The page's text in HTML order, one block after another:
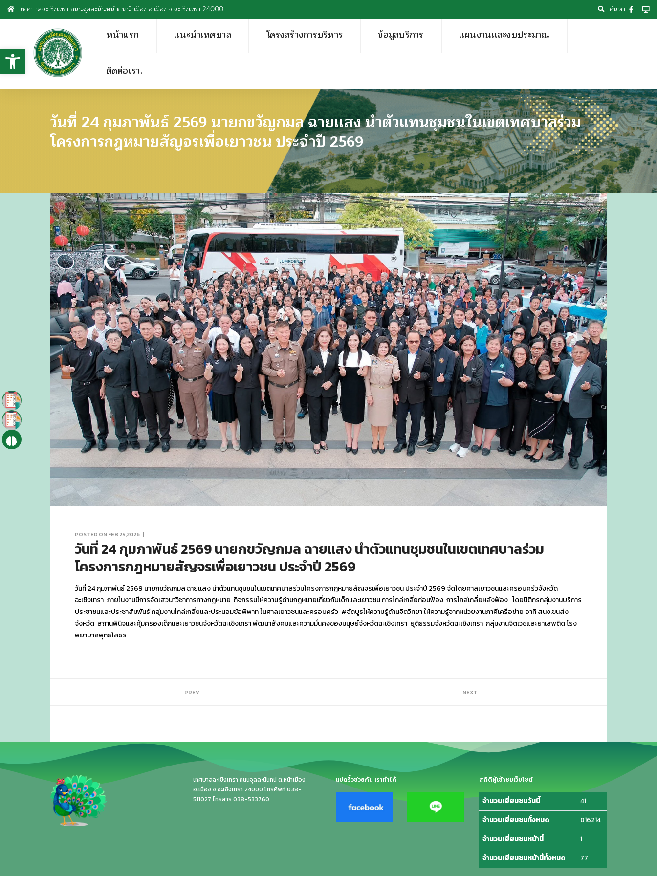
เทศบาลฉะเชิงเทรา ถนนจุลละนันทน์ ต.หน้าเมือง อ.เมือง จ.ฉะเชิงเทรา 24000 ค้นหา
หน้าแรก แนะนำเทศบาล โครงสร้างการบริหาร ข้อมูลบริการ แผนงานเเละงบประมาณ
ติดต่อเรา.
วันที่ 24 กุมภาพันธ์ 2569 นายกขวัญกมล ฉายเเสง นำตัวแทนชุมชนในเขตเทศบาลร่วม
โครงการกฎหมายสัญจรเพื่อเยาวชน ประจำปี 2569
POSTED ON FEB 25,2026 |
วันที่ 24 กุมภาพันธ์ 2569 นายกขวัญกมล ฉายเเสง นำตัวแทนชุมชนในเขตเทศบาลร่วม
โครงการกฎหมายสัญจรเพื่อเยาวชน ประจำปี 2569
วันที่ 24 กุมภาพันธ์ 2569 นายกขวัญกมล ฉายเเสง นำตัวแทนชุมชนในเขตเทศบาลร่วมโครงการกฎหมายสัญจรเพื่อเยาวชน ประจำปี 2569 จัดโดยศาลเยาวชนและครอบครัวจังหวัด
ฉะเชิงเทรา ภายในงานมีการจัดเสวนาวิชาการทางกฎหมาย กิจกรรมให้ความรู้ด้านกฎหมายเกี่ยวกับเด็กและเยาวชน การไกล่เกลี่ยก่อนฟ้อง การไกล่เกลี่ยหลังฟ้อง โดยนิติกรกลุ่มงานบริการ
ประชาชนและประชาสัมพันธ์ กลุ่มงานไกล่เกลี่ยและประนอมข้อพิพาท ในศาลเยาวชนและครอบครัว #จัดบูธให้ความรู้ด้านจิตวิทยา ให้ความรู้จากหน่วยงานภาคีเครือข่าย อาทิ สนง.ขนส่ง
จังหวัด สถานพินิจและคุ้มครองเด็กและเยาวชนจังหวัดฉะเชิงเทรา พัฒนาสังคมและความมั่นคงของมนุษย์จังหวัดฉะเชิงเทรา ยุติธรรมจังหวัดฉะเชิงเทรา กลุ่มงานจิตเวชและยาเสพติด โรง
พยาบาลพุทธโสธร
PREV NEXT
Open toolbar
เทศบาลฉะเชิงเทรา ถนนจุลละนันทน์ ต.หน้าเมือง
อ.เมือง จ.ฉะเชิงเทรา 24000 โทรศัพท์ 038-
511027 โทรสาร 038-533760
แปดริ้วช่วยกัน เราทำได้ สถิติผู้เข้าชมเว็บไซต์
จำนวนเยี่ยมชมวันนี้
41
จำนวนเยี่ยมชมทั้งหมด
816214
จำนวนเยี่ยมชมหน้านี้
1
จำนวนเยี่ยมชมหน้านี้ทั้งหมด
77